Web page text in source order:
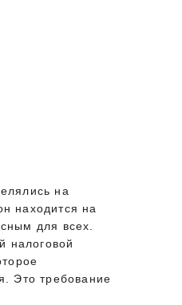
на
находится на
для всех.
налоговой
Это требование